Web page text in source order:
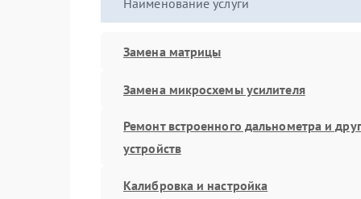
Наименование услуги
Замена матрицы
Замена микросхемы усилителя
Ремонт встроенного дальнометра и
устройств
Калибровка и настройка